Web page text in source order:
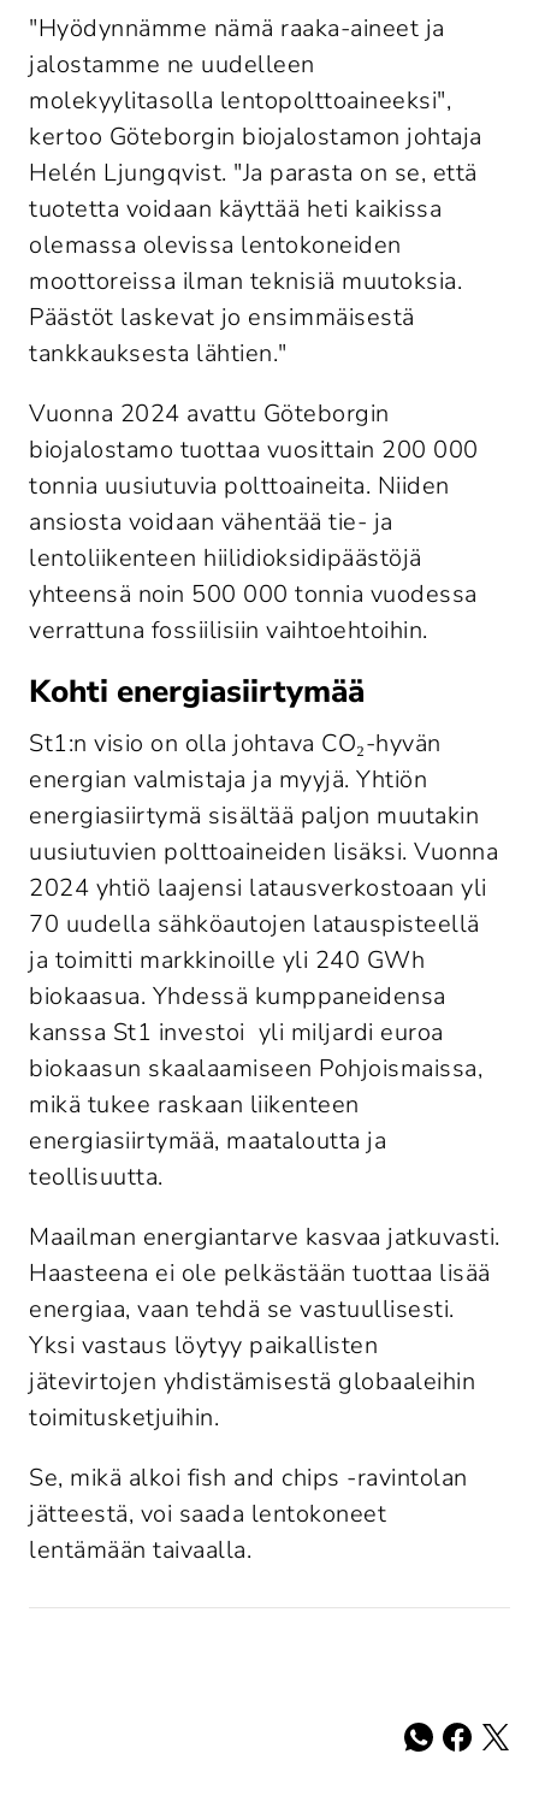
"Hyödynnämme nämä raaka-aineet ja
jalostamme ne uudelleen
molekyylitasolla lentopolttoaineeksi",
kertoo Göteborgin biojalostamon johtaja
Helén Ljungqvist. "Ja parasta on se, että
tuotetta voidaan käyttää heti kaikissa
olemassa olevissa lentokoneiden
moottoreissa ilman teknisiä muutoksia.
Päästöt laskevat jo ensimmäisestä
tankkauksesta lähtien."
Vuonna 2024 avattu Göteborgin
biojalostamo tuottaa vuosittain 200 000
tonnia uusiutuvia polttoaineita. Niiden
ansiosta voidaan vähentää tie- ja
lentoliikenteen hiilidioksidipäästöjä
yhteensä noin 500 000 tonnia vuodessa
verrattuna fossiilisiin vaihtoehtoihin.
Kohti energiasiirtymää
St1:n visio on olla johtava CO₂-hyvän
energian valmistaja ja myyjä. Yhtiön
energiasiirtymä sisältää paljon muutakin
uusiutuvien polttoaineiden lisäksi. Vuonna
2024 yhtiö laajensi latausverkostoaan yli
70 uudella sähköautojen latauspisteellä
ja toimitti markkinoille yli 240 GWh
biokaasua. Yhdessä kumppaneidensa
kanssa St1 investoi  yli miljardi euroa
biokaasun skaalaamiseen Pohjoismaissa,
mikä tukee raskaan liikenteen
energiasiirtymää, maataloutta ja
teollisuutta.
Maailman energiantarve kasvaa jatkuvasti.
Haasteena ei ole pelkästään tuottaa lisää
energiaa, vaan tehdä se vastuullisesti.
Yksi vastaus löytyy paikallisten
jätevirtojen yhdistämisestä globaaleihin
toimitusketjuihin.
Se, mikä alkoi fish and chips -ravintolan
jätteestä, voi saada lentokoneet
Jaa: whatsapp
Jaa:Jaa: